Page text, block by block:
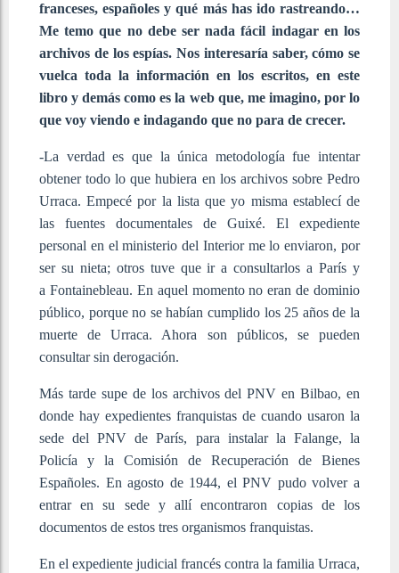
franceses, españoles y qué más has ido rastreando…
Me temo que no debe ser nada fácil indagar en los
archivos de los espías. Nos interesaría saber, cómo se
vuelca toda la información en los escritos, en este
libro y demás como es la web que, me imagino, por lo
que voy viendo e indagando que no para de crecer.
-La verdad es que la única metodología fue intentar
obtener todo lo que hubiera en los archivos sobre Pedro
Urraca. Empecé por la lista que yo misma establecí de
las fuentes documentales de Guixé. El expediente
personal en el ministerio del Interior me lo enviaron, por
ser su nieta; otros tuve que ir a consultarlos a París y
a Fontainebleau. En aquel momento no eran de dominio
público, porque no se habían cumplido los 25 años de la
muerte de Urraca. Ahora son públicos, se pueden
consultar sin derogación.
Más tarde supe de los archivos del PNV en Bilbao, en
donde hay expedientes franquistas de cuando usaron la
sede del PNV de París, para instalar la Falange, la
Policía y la Comisión de Recuperación de Bienes
Españoles. En agosto de 1944, el PNV pudo volver a
entrar en su sede y allí encontraron copias de los
documentos de estos tres organismos franquistas.
En el expediente judicial francés contra la familia Urraca,